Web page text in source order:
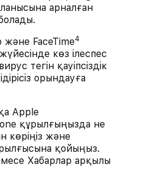
арналған
FaceTime4
көз ілеспес
тегін қауіпсіздік
орындауға
Apple
құрылғыңызда не
көріңіз және
қойыңыз.
Хабарлар арқылы